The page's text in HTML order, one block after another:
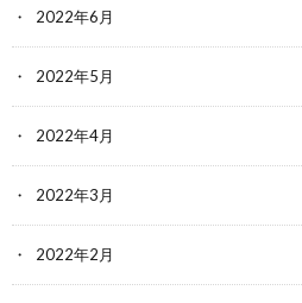
2022年6月
2022年5月
2022年4月
2022年3月
2022年2月